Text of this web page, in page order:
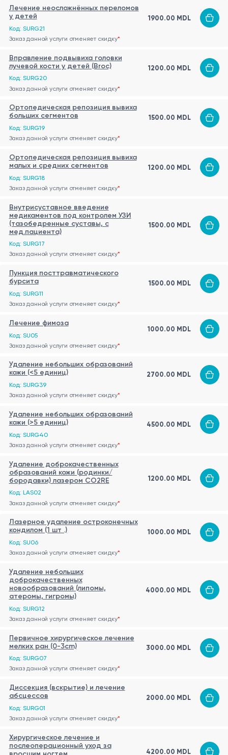
Лечение неосложнённых переломов
у детей
Код: SURG21
1900.00 MDL
Заказ данной услуги отменяет скидку*
Вправление подвывиха головки
лучевой кости у детей (Broc)
Код: SURG20
1200.00 MDL
Заказ данной услуги отменяет скидку*
Ортопедическая репозиция вывиха
больших сегментов
Код: SURG19
1500.00 MDL
Заказ данной услуги отменяет скидку*
Ортопедическая репозиция вывиха
малых и средних сегментов
Код: SURG18
1200.00 MDL
Заказ данной услуги отменяет скидку*
Внутрисуставное введение
медикаментов под контролем УЗИ
(тазобедренные суставы, с
мед.пациента)
Код: SURG17
1500.00 MDL
Заказ данной услуги отменяет скидку*
Пункция посттравматического
бурсита
Код: SURG11
1500.00 MDL
Заказ данной услуги отменяет скидку*
Лечение фимоза
Код: SU05
1000.00 MDL
Заказ данной услуги отменяет скидку*
Удаление небольших образований
кожи (<5 единиц)
Код: SURG39
2700.00 MDL
Заказ данной услуги отменяет скидку*
Удаление небольших образований
кожи (>5 единиц)
Код: SURG40
4500.00 MDL
Заказ данной услуги отменяет скидку*
Удаление доброкачественных
образований кожи (родинки/
бородавки) лазером CO2RE
Код: LAS02
1200.00 MDL
Заказ данной услуги отменяет скидку*
Лазерное удаление остроконечных
кондилом (1 шт .)
Код: SU06
1000.00 MDL
Заказ данной услуги отменяет скидку*
Удаление небольших
доброкачественных
новообразований (липомы,
атеромы, гигромы)
Код: SURG12
4000.00 MDL
Заказ данной услуги отменяет скидку*
Первичное хирургическое лечение
мелких ран (0-3cm)
Код: SURG07
3000.00 MDL
Заказ данной услуги отменяет скидку*
Диссекция (вскрытие) и лечение
абсцессов
Код: SURG01
2000.00 MDL
Заказ данной услуги отменяет скидку*
Хирургическое лечение и
послеоперационный уход за
4200.00 MDL